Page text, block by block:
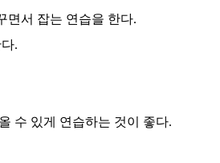
면서 잡는 연습을 한다.
.
수 있게 연습하는 것이 좋다.